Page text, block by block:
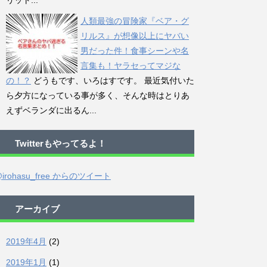
人類最強の冒険家『ベア・グ
リルス』が想像以上にヤバい
男だった件！食事シーンや名
言集も！ヤラセってマジな
の！？ どうもです、いろはすです。 最近気付いた
ら夕方になっている事が多く、そんな時はとりあ
えずベランダに出るん...
Twitterもやってるよ！
からのツイート
アーカイブ
2019年4月 (2)
2019年1月 (1)